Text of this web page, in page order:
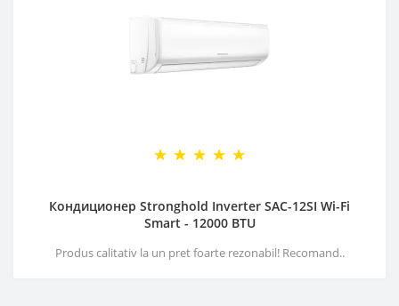
Кондиционер Stronghold Inverter SAC-12SI Wi-Fi
Smart - 12000 BTU
Produs calitativ la un pret foarte rezonabil! Recomand..